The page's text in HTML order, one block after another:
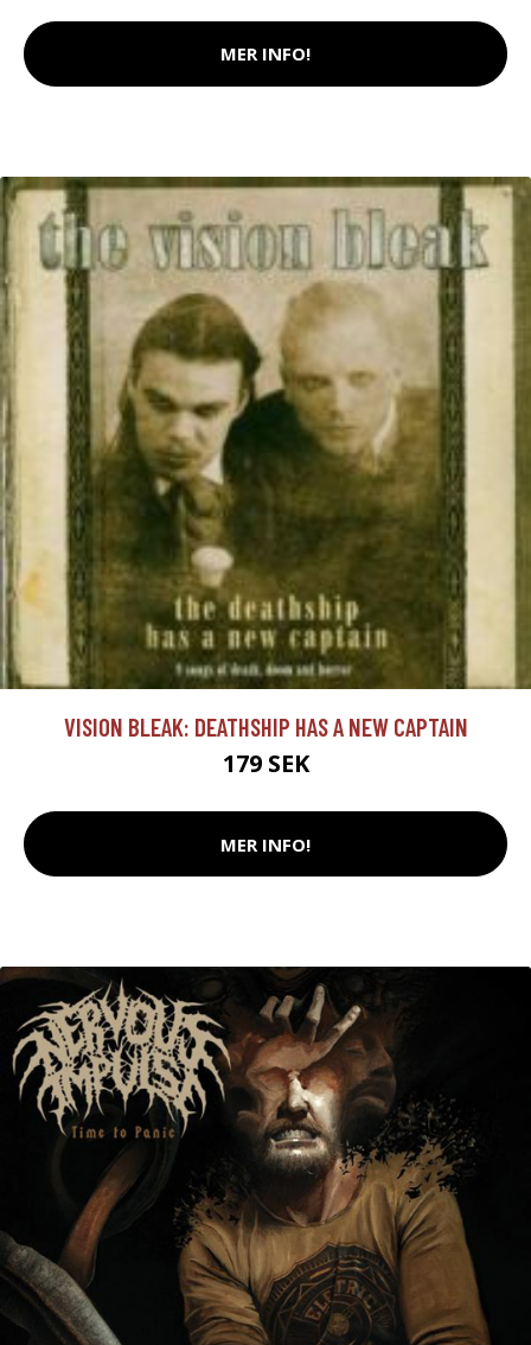
MER INFO!
VISION BLEAK: DEATHSHIP HAS A NEW CAPTAIN
179 SEK
MER INFO!